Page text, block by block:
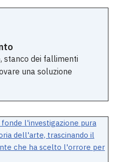
stanco dei fallimenti
una soluzione